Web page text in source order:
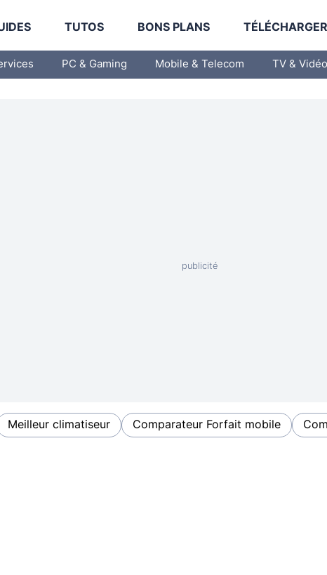
TUTOS BONS PLANS
PC & Gaming Mobile & Telecom TV & Vidéo
Meilleur climatiseur Comparateur Forfait mobile